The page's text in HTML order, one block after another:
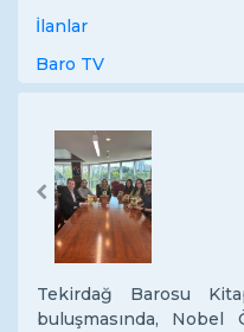
İlanlar
Baro TV
Previous
Tekirdağ Barosu
buluşmasında, Nobel